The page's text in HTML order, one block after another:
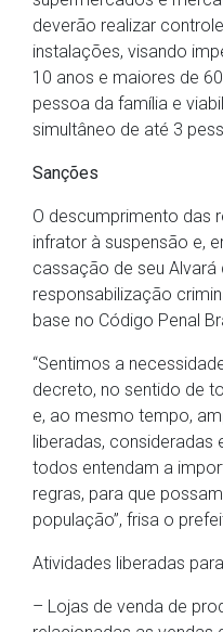
deverão realizar
instalações, visando
10 anos e maiores de
pessoa da família e
simultâneo de até 3
Sanções
O descumprimento das
infrator à suspensão e,
cassação de seu Alvará
responsabilização
base no Código Penal
“Sentimos a
decreto, no sentido de
e, ao mesmo tempo,
liberadas, consideradas
todos entendam a
regras, para que
população”, frisa o
Atividades liberadas
– Lojas de venda de